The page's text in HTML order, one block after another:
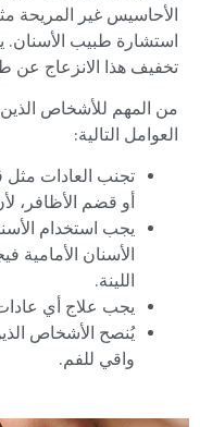
الأحاسيس غير المريحة
استشارة طبيب الأسنان.
تخفيف هذا الانزعاج عن
من المهم للأشخاص الذين
العوامل التالية:
تجنب العادات مثل
أو قضم الأظافر،
يجب استخدام
الأسنان
اللينة.
يجب علاج أي
يُنصح الأشخاص
واقي للفم.